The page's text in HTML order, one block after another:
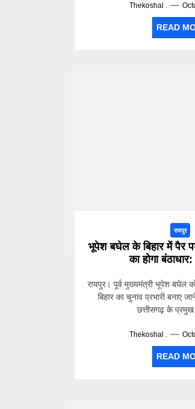
Thekoshal .
READ
रायपुर
भूपेश बघेल के बिहार में पैर
का होगा
रायपुर। पूर्व मुख्यमंत्री भूपेश बघेल
बिहार का चुनाव प्रभारी बनाए
छत्तीसगढ़ के प्रमुख
Thekoshal .
READ